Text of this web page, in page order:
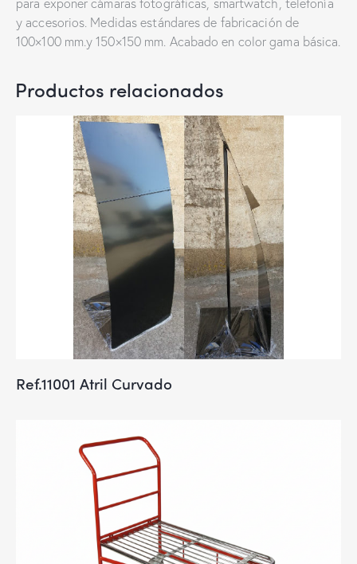
y accesorios. Medidas estándares de fabricación de
100×100 mm.y 150×150 mm. Acabado en color gama básica.
Productos relacionados
Ref.11001 Atril Curvado